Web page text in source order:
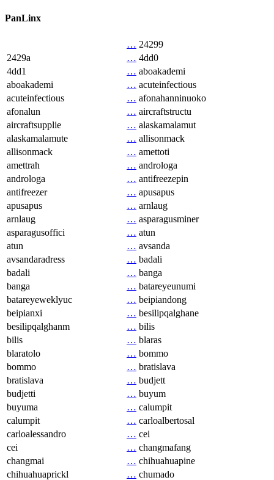
PanLinx
… 24299
2429a
… 4dd0
4dd1
… aboakademi
aboakademi
… acuteinfectious
acuteinfectious
… afonahanninuoko
afonalun
… aircraftstructu
aircraftsupplie
… alaskamalamut
alaskamalamute
… allisonmack
allisonmack
… amettoti
amettrah
… androloga
androloga
… antifreezepin
antifreezer
… apusapus
apusapus
… arnlaug
arnlaug
… asparagusminer
asparagusoffici
… atun
atun
… avsanda
avsandaradress
… badali
badali
… banga
banga
… batareyeunumi
batareyeweklyuc
… beipiandong
beipianxi
… besilipqalghane
besilipqalghanm
… bilis
bilis
… blaras
blaratolo
… bommo
bommo
… bratislava
bratislava
… budjett
budjetti
… buyum
buyuma
… calumpit
calumpit
… carloalbertosal
carloalessandro
… cei
cei
… changmafang
changmai
… chihuahuapine
chihuahuaprickl
… chumado